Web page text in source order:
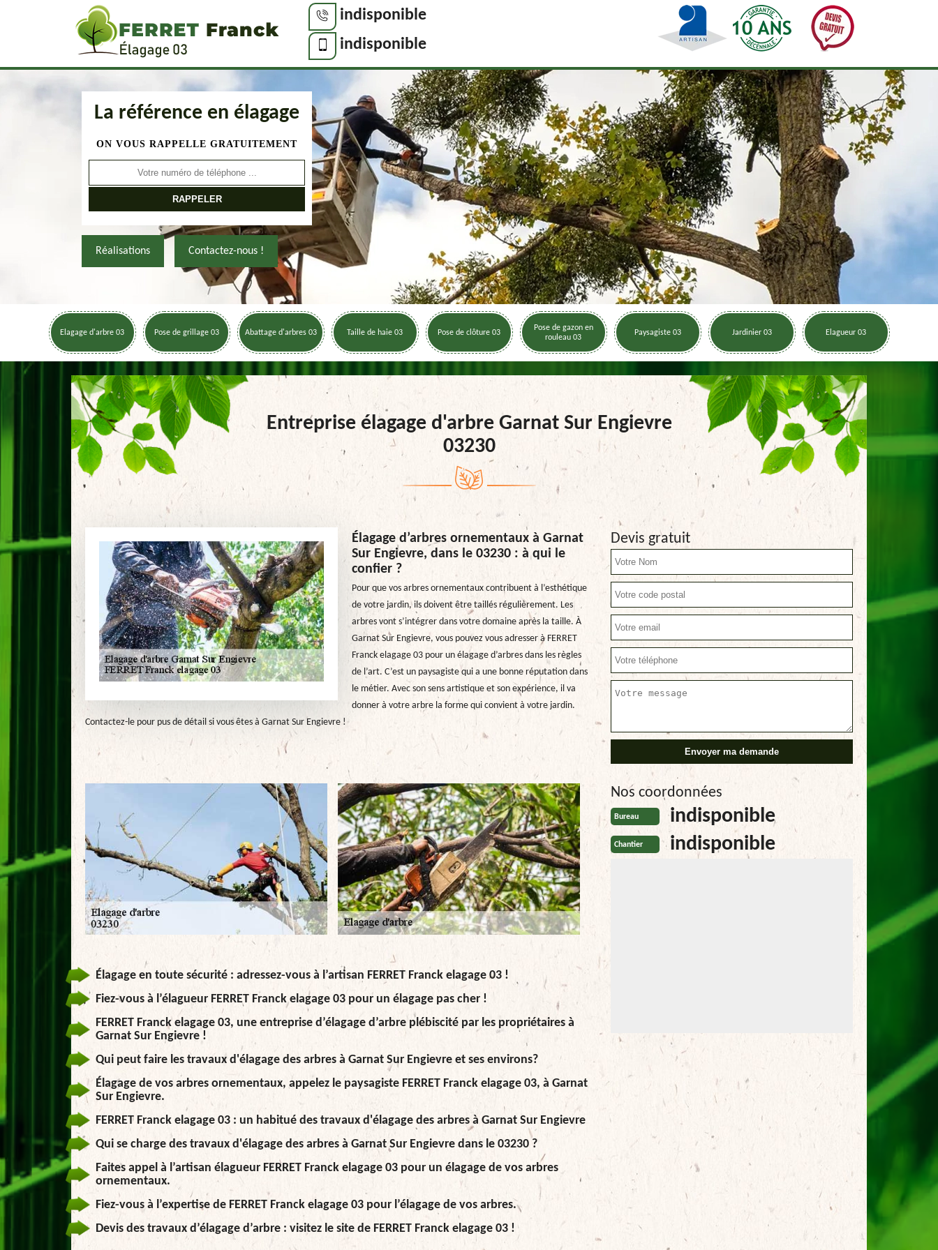
indisponible
indisponible
La référence en élagage
ON VOUS RAPPELLE GRATUITEMENT
Réalisations Contactez-nous !
Elagage d'arbre 03 Pose de grillage 03 Abattage d'arbres 03 Taille de haie 03 Pose de clôture 03
Pose de gazon en
rouleau 03
Paysagiste 03 Jardinier 03 Elagueur 03
Entreprise élagage d'arbre Garnat Sur Engievre
03230
Élagage d’arbres ornementaux à Garnat
Sur Engievre, dans le 03230 : à qui le
confier ?
Pour que vos arbres ornementaux contribuent à l’esthétique
de votre jardin, ils doivent être taillés régulièrement. Les
arbres vont s’intégrer dans votre domaine après la taille. À
Garnat Sur Engievre, vous pouvez vous adresser à FERRET
Franck elagage 03 pour un élagage d’arbres dans les règles
de l’art. C’est un paysagiste qui a une bonne réputation dans
le métier. Avec son sens artistique et son expérience, il va
donner à votre arbre la forme qui convient à votre jardin.
Contactez-le pour pus de détail si vous êtes à Garnat Sur Engievre !
Élagage en toute sécurité : adressez-vous à l’artisan FERRET Franck elagage 03 !
Fiez-vous à l’élagueur FERRET Franck elagage 03 pour un élagage pas cher !
FERRET Franck elagage 03, une entreprise d’élagage d’arbre plébiscité par les propriétaires à
Garnat Sur Engievre !
Qui peut faire les travaux d'élagage des arbres à Garnat Sur Engievre et ses environs?
Élagage de vos arbres ornementaux, appelez le paysagiste FERRET Franck elagage 03, à Garnat
Sur Engievre.
FERRET Franck elagage 03 : un habitué des travaux d'élagage des arbres à Garnat Sur Engievre
Qui se charge des travaux d'élagage des arbres à Garnat Sur Engievre dans le 03230 ?
Faites appel à l’artisan élagueur FERRET Franck elagage 03 pour un élagage de vos arbres
ornementaux.
Fiez-vous à l’expertise de FERRET Franck elagage 03 pour l’élagage de vos arbres.
Devis des travaux d’élagage d’arbre : visitez le site de FERRET Franck elagage 03 !
Devis gratuit
Nos coordonnées
Bureau indisponible
Chantier indisponible